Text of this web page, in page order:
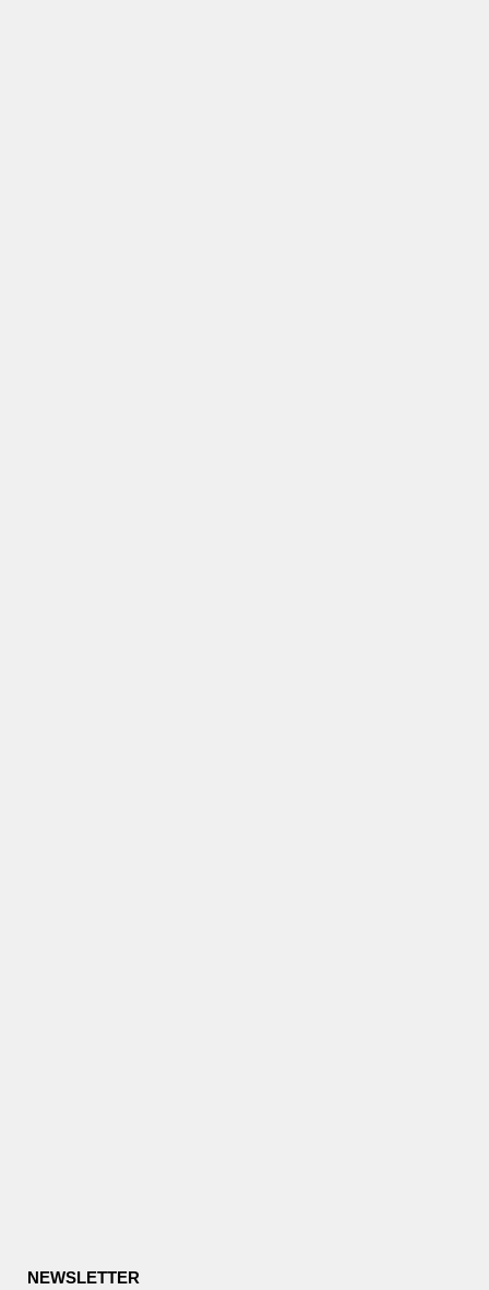
NEWSLETTER